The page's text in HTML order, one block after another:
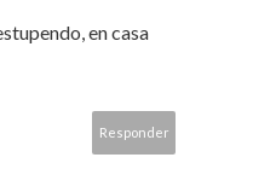
en casa
Responder